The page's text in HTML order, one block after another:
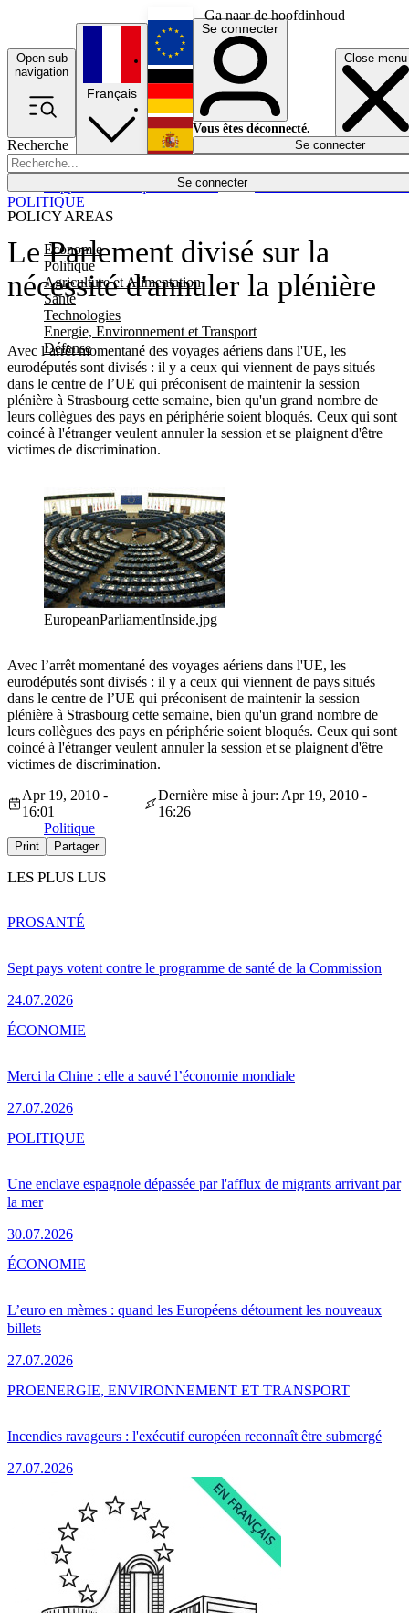
Ga naar de hoofdinhoud
Open sub
navigation
Close menu
Recherche
Se connecter
POLICY AREAS
Economie
Politique
Agriculture et Alimentation
Santé
Technologies
Energie, Environnement et Transport
Défense
Économie
Français
English
Deutsch
Español
Se connecter
Vous êtes déconnecté.
Se connecter
Le Parlement divisé sur la
nécessité d'annuler la plénière
Avec l’arrêt momentané des voyages aériens dans l'UE, les
eurodéputés sont divisés : il y a ceux qui viennent de pays situés
dans le centre de l’UE qui préconisent de maintenir la session
plénière à Strasbourg cette semaine, bien qu'un grand nombre de
leurs collègues des pays en périphérie soient bloqués. Ceux qui sont
coincé à l'étranger veulent annuler la session et se plaignent d'être
victimes de discrimination.
POLITIQUE
EuropeanParliamentInside.jpg
Avec l’arrêt momentané des voyages aériens dans l'UE, les
eurodéputés sont divisés : il y a ceux qui viennent de pays situés
dans le centre de l’UE qui préconisent de maintenir la session
plénière à Strasbourg cette semaine, bien qu'un grand nombre de
leurs collègues des pays en périphérie soient bloqués. Ceux qui sont
coincé à l'étranger veulent annuler la session et se plaignent d'être
victimes de discrimination.
Apr 19, 2010 -
16:01
Dernière mise à jour: Apr 19, 2010 -
16:26
Politique
Print Partager
LES PLUS LUS
Sept pays votent contre le programme de santé de la Commission
24.07.2026
PROSANTÉ
Merci la Chine : elle a sauvé l’économie mondiale
27.07.2026
ÉCONOMIE
Une enclave espagnole dépassée par l'afflux de migrants arrivant par
la mer
30.07.2026
POLITIQUE
L’euro en mèmes : quand les Européens détournent les nouveaux
billets
27.07.2026
ÉCONOMIE
Incendies ravageurs : l'exécutif européen reconnaît être submergé
27.07.2026
PROENERGIE, ENVIRONNEMENT ET TRANSPORT